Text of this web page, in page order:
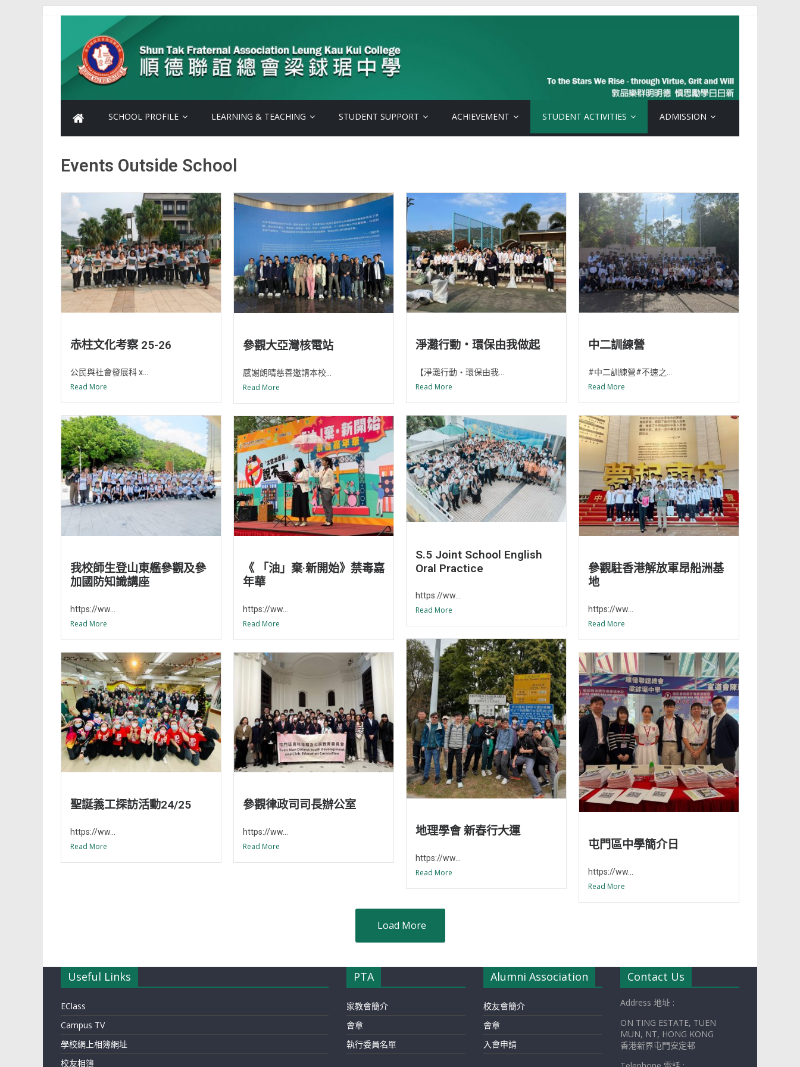
SCHOOL PROFILE LEARNING & TEACHING STUDENT SUPPORT ACHIEVEMENT STUDENT ACTIVITIES ADMISSION
Events Outside School
赤柱文化考察 25-26
公民與社會發展科 x...
Read More
參觀大亞灣核電站
感謝朗晴慈善邀請本校...
Read More
淨灘行動・環保由我做起
【淨灘行動・環保由我...
Read More
中二訓練營
#中二訓練營#不速之...
Read More
我校師生登山東艦參觀及參
加國防知識講座
https://ww...
Read More
S.5 Joint School English
Oral Practice
https://ww...
Read More
參觀駐香港解放軍昂船洲基
地
https://ww...
Read More
《 「油」棄·新開始》禁毒嘉
年華
https://ww...
Read More
地理學會 新春行大運
https://ww...
Read More
聖誕義工探訪活動24/25
https://ww...
Read More
參觀律政司司長辦公室
https://ww...
Read More 屯門區中學簡介日
https://ww...
Read More
Load More
Useful Links
EClass
Campus TV
學校網上相簿網址
校友相簿
PTA
家教會簡介
會章
執行委員名單
Alumni Association
校友會簡介
會章
入會申請
Contact Us
Address 地址 :
ON TING ESTATE, TUEN
MUN, NT, HONG KONG
香港新界屯門安定邨